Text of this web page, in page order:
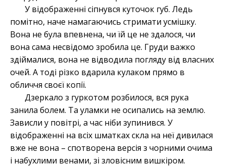
У відображенні сіпнувся куточок губ. Ледь
помітно, наче намагаючись стримати усмішку.
Вона не була впевнена, чи їй це не здалося, чи
вона сама несвідомо зробила це. Груди важко
здіймалися, вона не відводила погляду від власних
очей. А тоді різко вдарила кулаком прямо в
обличчя своєї копії.
Дзеркало з гуркотом розбилося, вся рука
занила болем. Та уламки не осипались на землю.
Зависли у повітрі, а час ніби зупинився. У
відображенні на всіх шматках скла на неї дивилася
вже не вона – спотворена версія з чорними очима
і набухлими венами, зі зловісним вишкіром.